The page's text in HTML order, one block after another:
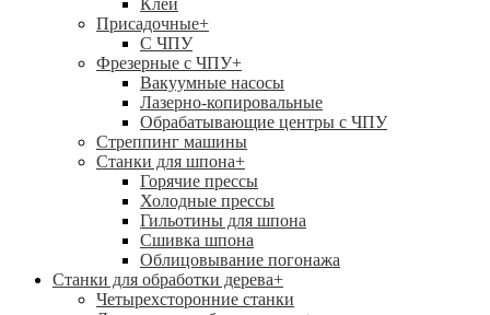
Клей
Присадочные+
С ЧПУ
Фрезерные с ЧПУ+
Вакуумные насосы
Лазерно-копировальные
Обрабатывающие центры с ЧПУ
Стреппинг машины
Станки для шпона+
Горячие прессы
Холодные прессы
Гильотины для шпона
Сшивка шпона
Облицовывание погонажа
Станки для обработки дерева+
Четырехсторонние станки